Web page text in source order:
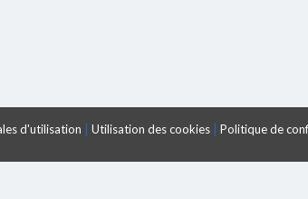
d'utilisation | Utilisation des cookies | Politique de